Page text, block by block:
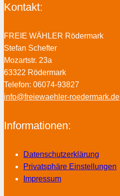
Kontakt:
FREIE WÄHLER Rödermark
Stefan Schefter
Mozartstr. 23a
63322 Rödermark
Telefon: 06074-93827
info@freiewaehler-roedermark.de
Informationen:
Datenschutzerklärung
Privatsphäre Einstellungen
Impressum